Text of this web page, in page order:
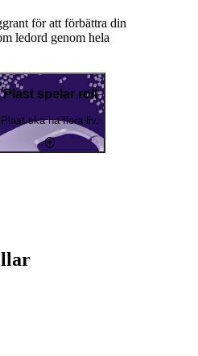
för att förbättra din
ledord genom hela
Plast spelar roll
Plast ska ha flera liv.